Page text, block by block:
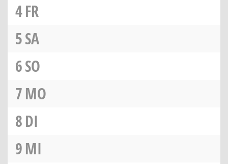
4FR
5SA
6SO
7MO
8DI
9MI